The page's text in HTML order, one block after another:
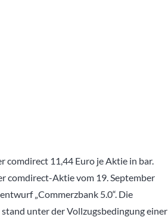
comdirect 11,44 Euro je Aktie in bar.
comdirect-Aktie vom 19. September
„Commerzbank 5.0“. Die
unter der Vollzugsbedingung einer